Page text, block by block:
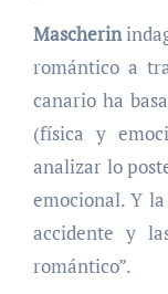
Mascherin
romántico a
canario ha
(física y
analizar lo
emocional. Y
accidente y
romántico”.